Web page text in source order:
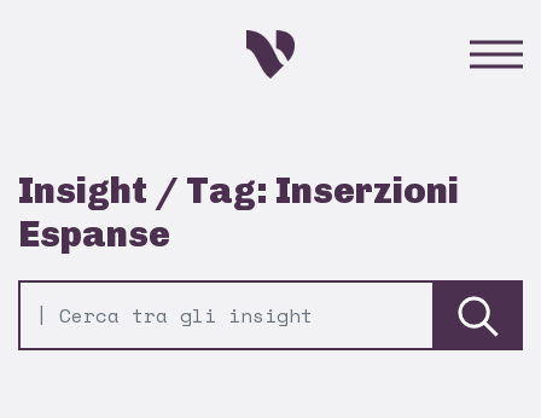
Insight / Tag: Inserzioni
Espanse